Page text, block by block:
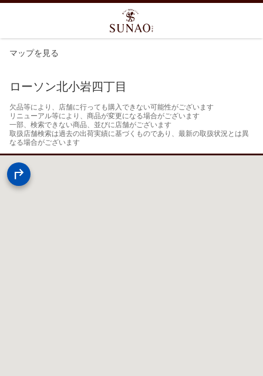
マップを見る
ローソン北小岩四丁目
欠品等により、店舗に行っても購入できない可能性がございます
リニューアル等により、商品が変更になる場合がございます
一部、検索できない商品、並びに店舗がございます
取扱店舗検索は過去の出荷実績に基づくものであり、最新の取扱状況とは異
なる場合がございます